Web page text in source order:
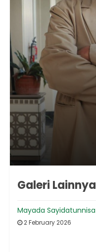
Galeri Lainnya
Mayada Sayidatunnisa
2 February 2026